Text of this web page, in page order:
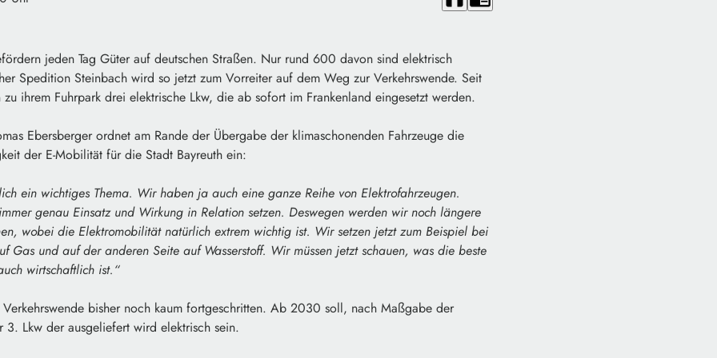
jeden Tag Güter auf deutschen Straßen. Nur rund 600 davon sind elektrisch
Spedition Steinbach wird so jetzt zum Vorreiter auf dem Weg zur Verkehrswende. Seit
ihrem Fuhrpark drei elektrische Lkw, die ab sofort im Frankenland eingesetzt werden.
Ebersberger ordnet am Rande der Übergabe der klimaschonenden Fahrzeuge die
der E-Mobilität für die Stadt Bayreuth ein:
ein wichtiges Thema. Wir haben ja auch eine ganze Reihe von Elektrofahrzeugen.
genau Einsatz und Wirkung in Relation setzen. Deswegen werden wir noch längere
wobei die Elektromobilität natürlich extrem wichtig ist. Wir setzen jetzt zum Beispiel bei
Gas und auf der anderen Seite auf Wasserstoff. Wir müssen jetzt schauen, was die beste
wirtschaftlich ist.“
bisher noch kaum fortgeschritten. Ab 2030 soll, nach Maßgabe der
3. Lkw der ausgeliefert wird elektrisch sein.